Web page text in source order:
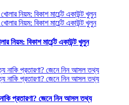
নিয়ম: বিকাশ মার্চেন্ট একাউন্ট খুলুন
প্রতারণা? জেনে নিন আসল তথ্য